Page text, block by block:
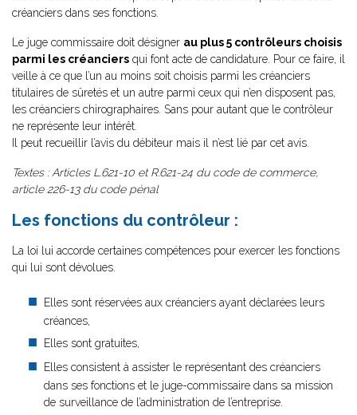
créanciers dans ses fonctions.
Le juge commissaire doit désigner au plus 5 contrôleurs choisis
parmi les créanciers qui font acte de candidature. Pour ce faire, il
veille à ce que l’un au moins soit choisis parmi les créanciers
titulaires de sûretés et un autre parmi ceux qui n’en disposent pas,
les créanciers chirographaires. Sans pour autant que le contrôleur
ne représente leur intérêt.
Il peut recueillir l’avis du débiteur mais il n’est lié par cet avis.
Textes : Articles L.621-10 et R.621-24 du code de commerce,
article 226-13 du code pénal
Les fonctions du contrôleur :
La loi lui accorde certaines compétences pour exercer les fonctions
qui lui sont dévolues.
Elles sont réservées aux créanciers ayant déclarées leurs
créances,
Elles sont gratuites,
Elles consistent à assister le représentant des créanciers
dans ses fonctions et le juge-commissaire dans sa mission
de surveillance de l’administration de l’entreprise.